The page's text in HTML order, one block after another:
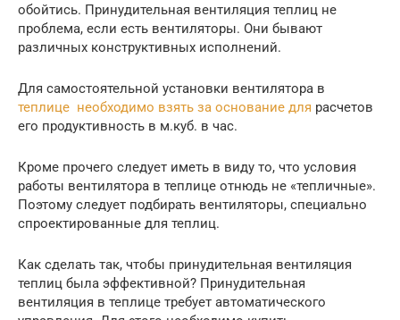
обойтись. Принудительная вентиляция теплиц не
проблема, если есть вентиляторы. Они бывают
различных конструктивных исполнений.
Для самостоятельной установки вентилятора в
теплице необходимо взять за основание для расчетов
его продуктивность в м.куб. в час.
Кроме прочего следует иметь в виду то, что условия
работы вентилятора в теплице отнюдь не «тепличные».
Поэтому следует подбирать вентиляторы, специально
спроектированные для теплиц.
Как сделать так, чтобы принудительная вентиляция
теплиц была эффективной? Принудительная
вентиляция в теплице требует автоматического